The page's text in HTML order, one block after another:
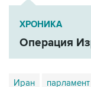
ХРОНИКА
Операция
Иран парламент